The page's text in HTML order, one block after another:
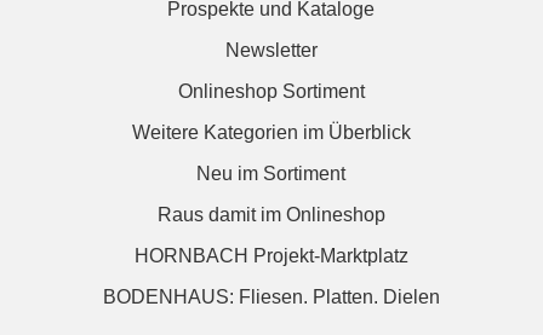
Prospekte und Kataloge
Newsletter
Onlineshop Sortiment
Weitere Kategorien im Überblick
Neu im Sortiment
Raus damit im Onlineshop
HORNBACH Projekt-Marktplatz
BODENHAUS: Fliesen. Platten. Dielen